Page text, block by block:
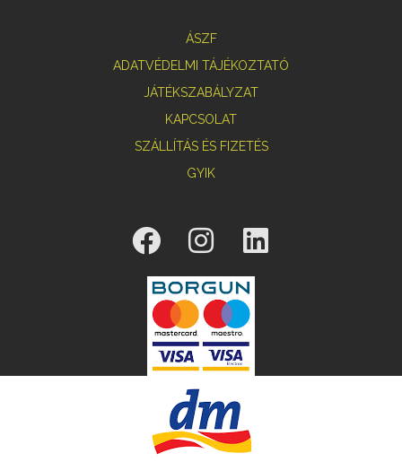
ÁSZF
ADATVÉDELMI TÁJÉKOZTATÓ
JÁTÉKSZABÁLYZAT
KAPCSOLAT
SZÁLLÍTÁS ÉS FIZETÉS
GYIK